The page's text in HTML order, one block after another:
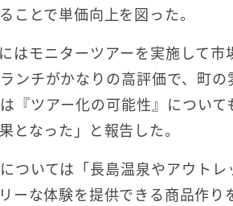
ことで単価向上を図った。
はモニターツアーを実施して
ンチがかなりの高評価で、町
『ツアー化の可能性』につい
となった」と報告した。
ついては「長島温泉やアウト
ーな体験を提供できる商品作り